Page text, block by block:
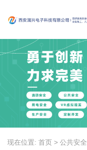
现在位置: 首页 > 公共安全